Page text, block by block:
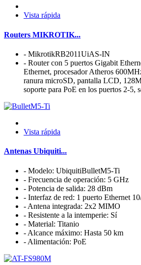
Vista rápida
Routers MIKROTIK...
- MikrotikRB2011UiAS-IN
- Router con 5 puertos Gigabit
Ethernet, procesador Atheros
ranura microSD, pantalla LCD,
soporte para PoE en los puertos 2-5,
Vista rápida
Antenas Ubiquiti...
- Modelo: UbiquitiBulletM5-Ti
- Frecuencia de operación: 5 GHz
- Potencia de salida: 28 dBm
- Interfaz de red: 1 puerto Ethernet
- Antena integrada: 2x2 MIMO
- Resistente a la intemperie: Sí
- Material: Titanio
- Alcance máximo: Hasta 50 km
- Alimentación: PoE